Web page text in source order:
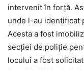
intervenit în forță.
unde l-au identificat
Acesta a fost
secției de poliție
locului a fost